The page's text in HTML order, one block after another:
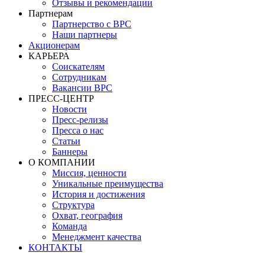
Отзывы и рекомендации
Партнерам
Партнерство с BPC
Наши партнеры
Акционерам
КАРЬЕРА
Соискателям
Сотрудникам
Вакансии BPC
ПРЕСС-ЦЕНТР
Новости
Пресс-релизы
Пресса о нас
Статьи
Баннеры
О КОМПАНИИ
Миссия, ценности
Уникальные преимущества
История и достижения
Структура
Охват, география
Команда
Менеджмент качества
КОНТАКТЫ